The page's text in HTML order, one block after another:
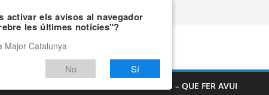
MEDIEVALS 2026 FIRES I FESTES – QUE FER AVUI
activar els avisos al navegador
les últimes notícies"?
Major Catalunya
No Sí